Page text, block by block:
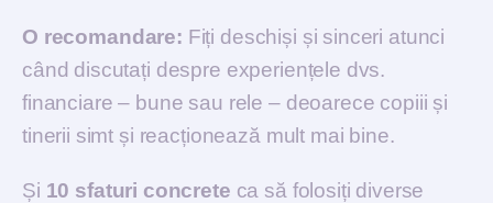
O recomandare: Fiți deschiși și sinceri atunci
când discutați despre experiențele dvs.
financiare – bune sau rele – deoarece copiii și
tinerii simt și reacționează mult mai bine.
Și 10 sfaturi concrete ca să folosiți diverse